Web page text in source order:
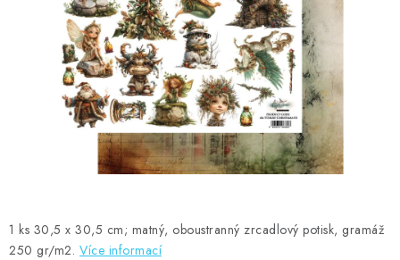
Doprava Kontakty Moje objednávka
Oblíbené ♥️
Hodnocení obchodu
Obchodní podmínky
Podmínky ochrany osobních údajů
Ověřování recenzí
1 ks 30,5 x 30,5 cm; matný, oboustranný zrcadlový potisk, gramáž
250 gr/m2. Více informací